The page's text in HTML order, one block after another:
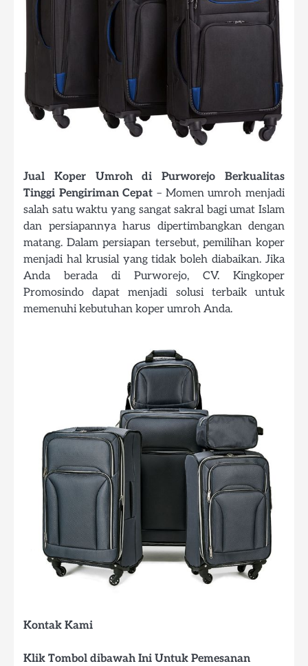
Jual Koper Umroh di Purworejo Berkualitas
Tinggi Pengiriman Cepat – Momen umroh menjadi
salah satu waktu yang sangat sakral bagi umat Islam
dan persiapannya harus dipertimbangkan dengan
matang. Dalam persiapan tersebut, pemilihan koper
menjadi hal krusial yang tidak boleh diabaikan. Jika
Anda berada di Purworejo, CV. Kingkoper
Promosindo dapat menjadi solusi terbaik untuk
memenuhi kebutuhan koper umroh Anda.
Kontak Kami
Klik Tombol dibawah Ini Untuk Pemesanan